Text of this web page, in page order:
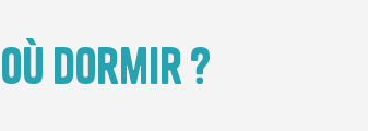
Où dormir ?